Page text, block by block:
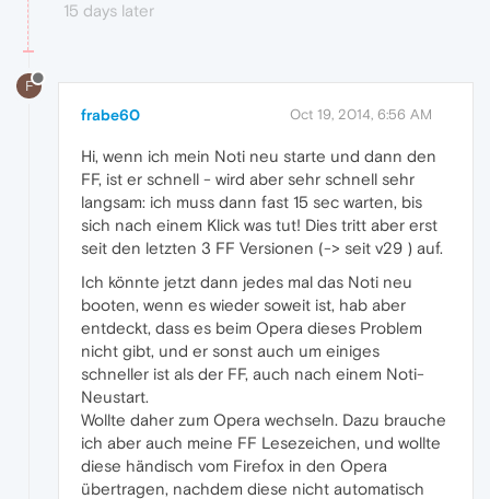
15 days later
F
frabe60 Oct 19, 2014, 6:56 AM
Hi, wenn ich mein Noti neu starte und dann den
FF, ist er schnell - wird aber sehr schnell sehr
langsam: ich muss dann fast 15 sec warten, bis
sich nach einem Klick was tut! Dies tritt aber erst
seit den letzten 3 FF Versionen (-> seit v29 ) auf.
Ich könnte jetzt dann jedes mal das Noti neu
booten, wenn es wieder soweit ist, hab aber
entdeckt, dass es beim Opera dieses Problem
nicht gibt, und er sonst auch um einiges
schneller ist als der FF, auch nach einem Noti-
Neustart.
Wollte daher zum Opera wechseln. Dazu brauche
ich aber auch meine FF Lesezeichen, und wollte
diese händisch vom Firefox in den Opera
übertragen, nachdem diese nicht automatisch